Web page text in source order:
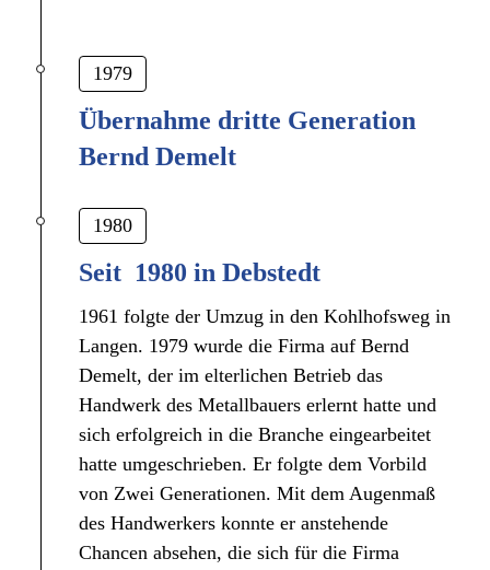
1979
Übernahme dritte Generation
Bernd Demelt
1980
Seit 1980 in Debstedt
1961 folgte der Umzug in den Kohlhofsweg in
Langen. 1979 wurde die Firma auf Bernd
Demelt, der im elterlichen Betrieb das
Handwerk des Metallbauers erlernt hatte und
sich erfolgreich in die Branche eingearbeitet
hatte umgeschrieben. Er folgte dem Vorbild
von Zwei Generationen. Mit dem Augenmaß
des Handwerkers konnte er anstehende
Chancen absehen, die sich für die Firma